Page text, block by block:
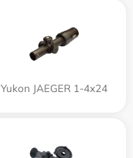
Yukon JAEGER 1-4x24